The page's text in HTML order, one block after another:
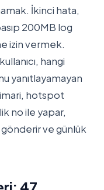
İkinci hata,
200MB log
izin vermek.
hangi
yanıtlayamayan
hotspot
no ile yapar,
gönderir ve günlük
47